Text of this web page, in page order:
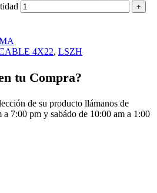
4X22, LSZH
tu Compra?
de su producto llámanos de
7:00 pm y sabádo de 10:00 am a 1:00